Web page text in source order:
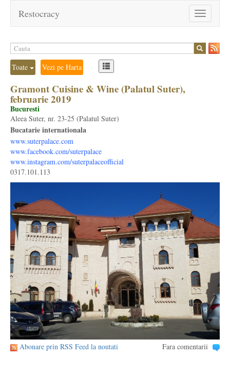
Toggle
navigation
Restocracy
Toate Vezi pe Harta
Gramont Cuisine & Wine (Palatul Suter),
februarie 2019
Bucuresti
Aleea Suter, nr. 23-25 (Palatul Suter)
Bucatarie internationala
www.suterpalace.com
www.facebook.com/suterpalace
www.instagram.com/suterpalaceofficial
0317.101.113
Abonare prin RSS Feed la noutati Fara comentarii